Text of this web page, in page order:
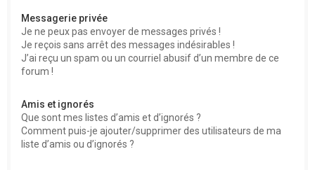
Messagerie privée
Je ne peux pas envoyer de messages privés !
Je reçois sans arrêt des messages indésirables !
J’ai reçu un spam ou un courriel abusif d’un membre de ce
forum !
Amis et ignorés
Que sont mes listes d’amis et d’ignorés ?
Comment puis-je ajouter/supprimer des utilisateurs de ma
liste d’amis ou d’ignorés ?